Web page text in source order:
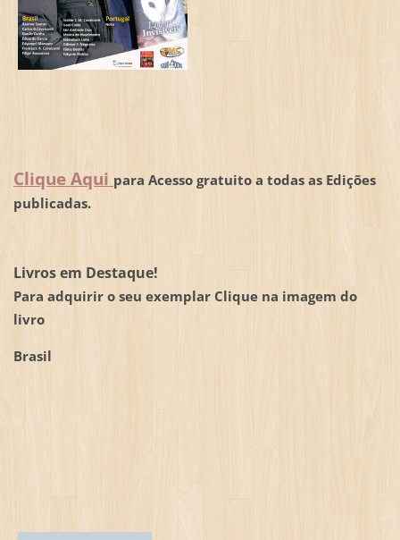
Clique Aqui para Acesso gratuito a todas as Edições
publicadas.
Livros em Destaque!
Para adquirir o seu exemplar Clique na imagem do
livro
Brasil